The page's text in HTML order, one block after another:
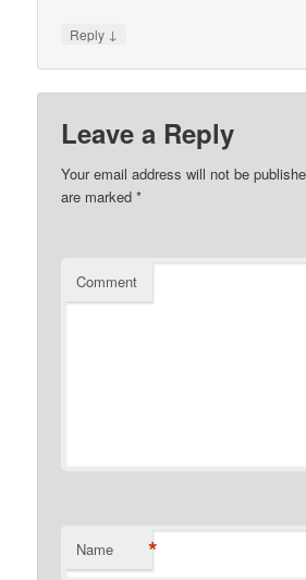
Reply ↓
Leave a Reply
Your email address will not be
are marked*
Comment
Name *